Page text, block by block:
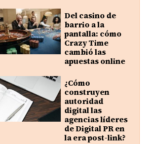
Del casino de
barrio a la
pantalla: cómo
Crazy Time
cambió las
apuestas online
¿Cómo
construyen
autoridad
digital las
agencias líderes
de Digital PR en
la era post-link?